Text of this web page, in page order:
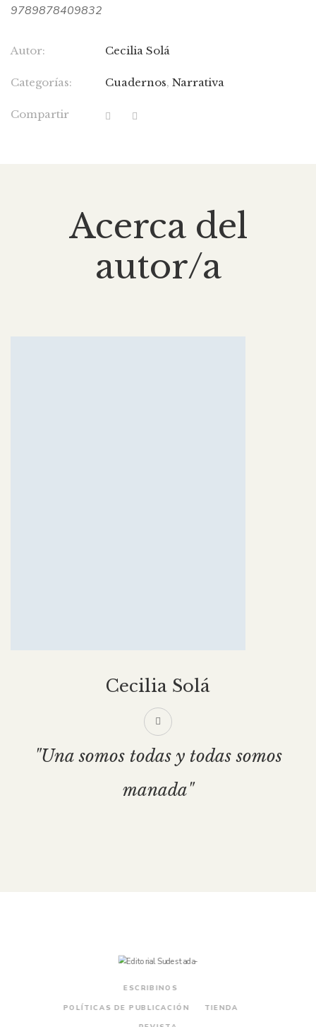
9789878409832
Autor: Cecilia Solá
Categorías: Cuadernos, Narrativa
Compartir
Acerca del
autor/a
Cecilia Solá
"Una somos todas y todas somos
manada"
ESCRIBINOS
POLÍTICAS DE PUBLICACIÓN TIENDA